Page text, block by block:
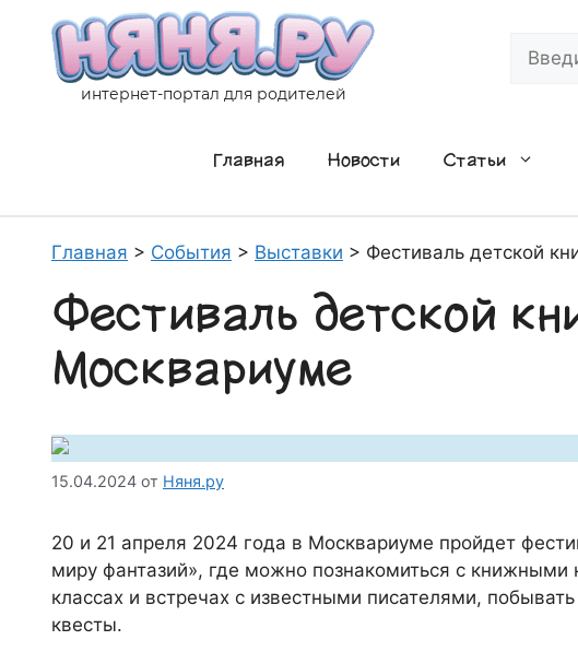
содержимому
интернет-портал для родителей
Главная Новости Статьи
Главная > События > Выставки > Фестиваль детской
Фестиваль детской
Москвариуме
15.04.2024 от Няня.ру
20 и 21 апреля 2024 года в Москвариуме пройдет
миру фантазий», где можно познакомиться с книжными
классах и встречах с известными писателями,
квесты.